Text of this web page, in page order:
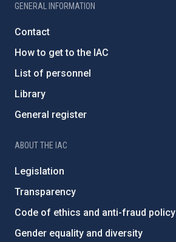
GENERAL INFORMATION
Contact
How to get to the IAC
List of personnel
Library
General register
ABOUT THE IAC
Legislation
Transparency
Code of ethics and anti-fraud policy
Gender equality and diversity